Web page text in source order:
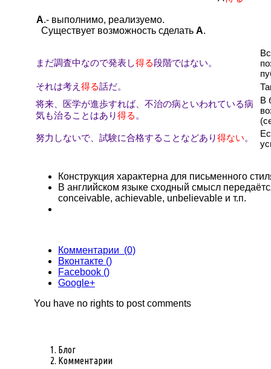
А.- выполнимо, реализуемо.
Существует возможность сделать А.
まだ調査中なので発表し得る段階ではない。
それは考え 得る話だ。
将来、医学が進歩すれば、不治の病といわれている病
気も治ることはあり得る 。
В
努力しないで、試験に合格することなどあり得ない。
Конструкция характерна для письменного
В английском языке сходный смысл
conceivable, achievable, unbelievable и т.п.
Комментарии (0)
Вконтакте ()
Facebook ()
Google+
You have no rights to post comments
Блог
Комментарии